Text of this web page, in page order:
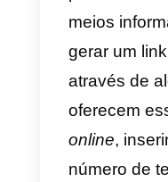
como
https://